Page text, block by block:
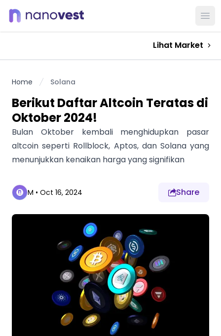
Lihat Market
Home Solana
Berikut Daftar Altcoin Teratas di
Oktober 2024!
Bulan Oktober kembali menghidupkan pasar
altcoin seperti Rollblock, Aptos, dan Solana yang
menunjukkan kenaikan harga yang signifikan
M • Oct 16, 2024 Share